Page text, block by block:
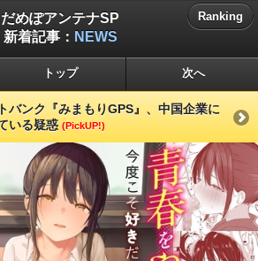
だめぽアンテナSP
新着記事： NEWS
Ranking
トップ 次へ
バンク『みまもりGPS』、中国企業に
いる疑惑 (PickUP!)